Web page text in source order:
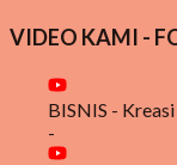
VIDEO KAMI -
BISNIS -
-